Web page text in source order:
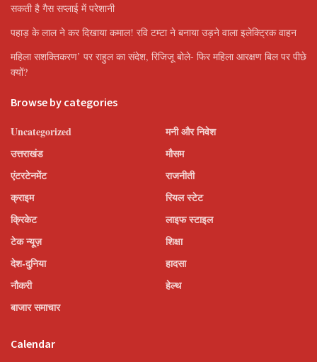
सकती है गैस सप्लाई में परेशानी
पहाड़ के लाल ने कर दिखाया कमाल! रवि टम्टा ने बनाया उड़ने वाला इलेक्ट्रिक वाहन
महिला सशक्तिकरण’ पर राहुल का संदेश, रिजिजू बोले- फिर महिला आरक्षण बिल पर पीछे
क्यों?
Browse by categories
Uncategorized
उत्तराखंड
एंटरटेनमेंट
क्राइम
क्रिकेट
टेक न्यूज़
देश-दुनिया
नौकरी
बाजार समाचार
मनी और निवेश
मौसम
राजनीती
रियल स्टेट
लाइफ स्टाइल
शिक्षा
हादसा
हेल्थ
Calendar